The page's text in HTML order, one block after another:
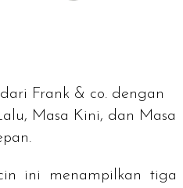
dari Frank & co. dengan
Masa Kini, dan Masa
ini menampilkan tiga